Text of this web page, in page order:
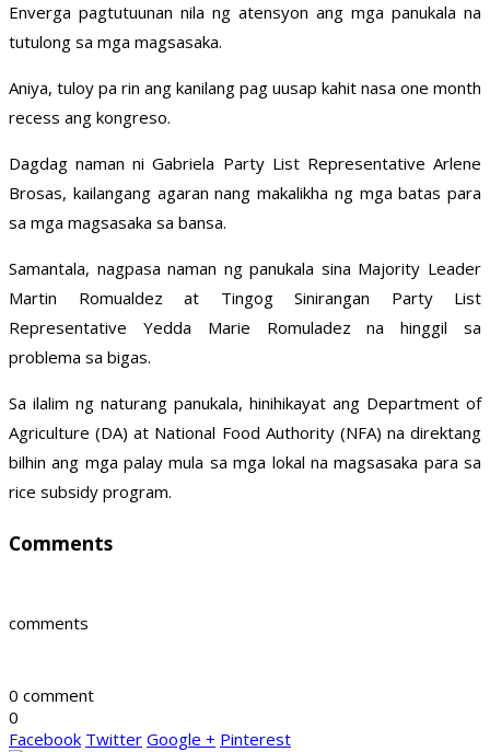
Enverga pagtutuunan nila ng atensyon ang mga panukala na
tutulong sa mga magsasaka.
Aniya, tuloy pa rin ang kanilang pag uusap kahit nasa one month
recess ang kongreso.
Dagdag naman ni Gabriela Party List Representative Arlene
Brosas, kailangang agaran nang makalikha ng mga batas para
sa mga magsasaka sa bansa.
Samantala, nagpasa naman ng panukala sina Majority Leader
Martin Romualdez at Tingog Sinirangan Party List
Representative Yedda Marie Romuladez na hinggil sa
problema sa bigas.
Sa ilalim ng naturang panukala, hinihikayat ang Department of
Agriculture (DA) at National Food Authority (NFA) na direktang
bilhin ang mga palay mula sa mga lokal na magsasaka para sa
rice subsidy program.
Comments
comments
0 comment
0
Facebook Twitter Google + Pinterest